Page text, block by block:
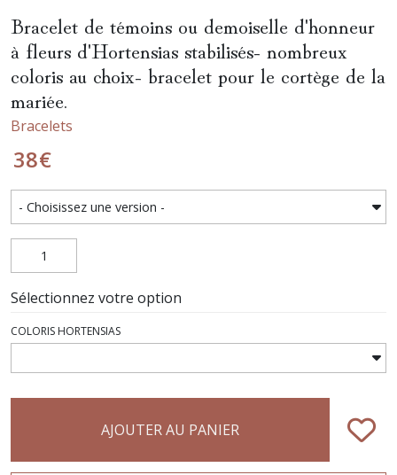
Bracelet de témoins ou demoiselle d'honneur
à fleurs d'Hortensias stabilisés- nombreux
coloris au choix- bracelet pour le cortège de la
mariée.
Bracelets
38€
Sélectionnez votre option
COLORIS HORTENSIAS
AJOUTER AU PANIER